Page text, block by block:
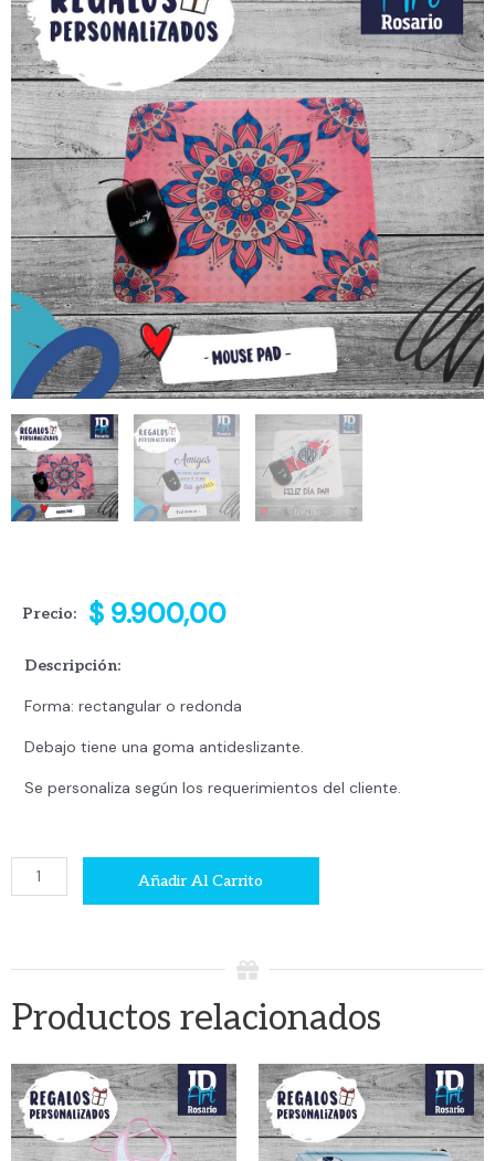
Precio: $ 9.900,00
Descripción:
Forma: rectangular o redonda
Debajo tiene una goma antideslizante.
Se personaliza según los requerimientos del cliente.
Mouse
pad
Añadir Al Carrito
Productos relacionados